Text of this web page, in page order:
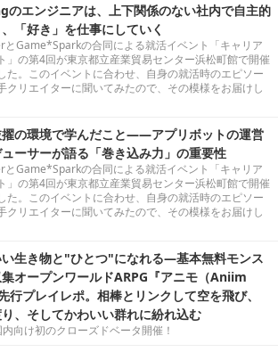
エンジニアは、上下関係のない社内で自主的
「好き」を仕事にしていく
とGame*Sparkの合同による就活イベント「キャリア
」の第4回が東京都立産業貿易センター浜松町館で開催
た。このイベントに合わせ、自身の就活時のエピソー
クリエイターに聞いてみたので、その模様をお届けし
の環境で学んだこと――アプリボットの運営
ーサーが語る「巻き込み力」の重要性
とGame*Sparkの合同による就活イベント「キャリア
」の第4回が東京都立産業貿易センター浜松町館で開催
た。このイベントに合わせ、自身の就活時のエピソー
クリエイターに聞いてみたので、その模様をお届けし
生き物と"ひとつ"になれる―基本無料モンス
オープンワールドARPG『アニモ（Aniim
行プレイレポ。相棒とリンクして空を飛び、
、そしてかわいい群れに紛れ込む
向け初のクローズドベータ開催！